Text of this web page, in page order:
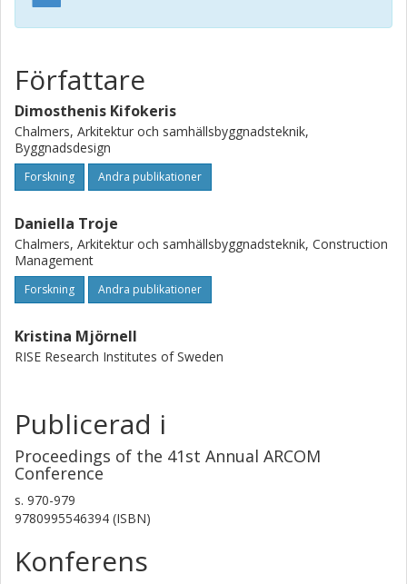
Författare
Dimosthenis Kifokeris
Chalmers, Arkitektur och samhällsbyggnadsteknik,
Byggnadsdesign
Forskning Andra publikationer
Daniella Troje
Chalmers, Arkitektur och samhällsbyggnadsteknik, Construction
Management
Forskning Andra publikationer
Kristina Mjörnell
RISE Research Institutes of Sweden
Publicerad i
Proceedings of the 41st Annual ARCOM
Conference
s. 970-979
9780995546394 (ISBN)
Konferens